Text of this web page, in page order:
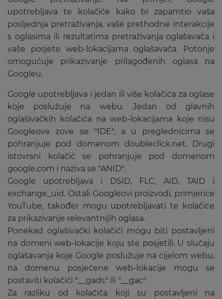
upotrebljava te kolačiće kako bi zapamtio vaša
posljednja pretraživanja, vaše prethodne interakcije
s oglasima ili rezultatima pretraživanja oglašavača i
vaše posjete web-lokacijama oglašavača. Potonje
omogućuje prikazivanje prilagođenih oglasa na
Googleu.
Google upotrebljava i jedan ili više kolačića za oglase
koje poslužuje na webu. Jedan od glavnih
oglašivačkih kolačića na web-lokacijama koje nisu
Googleove zove se "IDE", a u preglednicima se
pohranjuje pod domenom doubleclick.net. Drugi
istovrsni kolačić se pohranjuje pod domenom
google.com i naziva se "ANID".
Google upotrebljava i DSID, FLC, AID, TAID i
exchange_uid. Ostali Googleovi proizvodi, primjerice
YouTube, također mogu upotrebljavati te kolačiće
za prikazivanje relevantnijih oglasa.
Ponekad oglašivački kolačići mogu biti postavljeni
na domeni web-lokacije koju ste posjetili. U slučaju
oglašavanja koje Google poslužuje na cijelom webu,
na domenu posjećene web-lokacije mogu se
postaviti kolačići "__gads" ili "__gac".
Za razliku od kolačića koji su postavljeni na